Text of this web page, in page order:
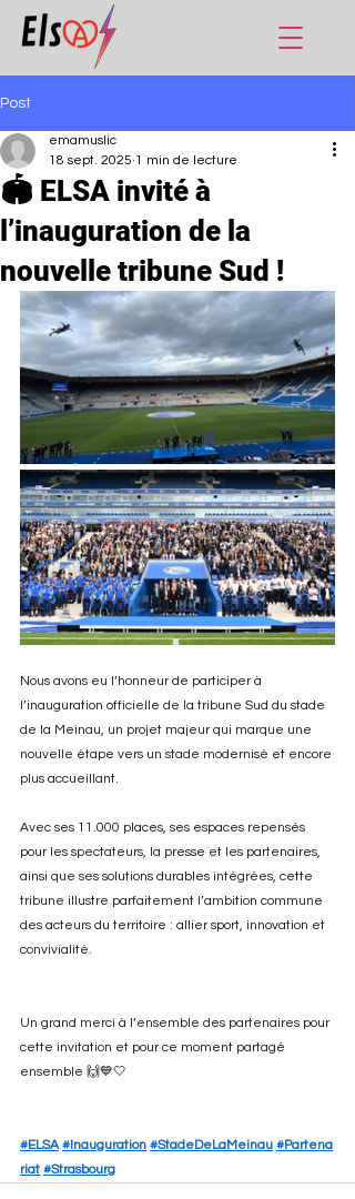
Post
🏟️ ELSA invité à
l’inauguration de la
nouvelle tribune Sud !
emamuslic
18 sept. 2025 1 min de lecture
Nous avons eu l’honneur de participer à
l’inauguration officielle de la tribune Sud du stade
de la Meinau, un projet majeur qui marque une
nouvelle étape vers un stade modernisé et encore
plus accueillant.
Avec ses 11.000 places, ses espaces repensés
pour les spectateurs, la presse et les partenaires,
ainsi que ses solutions durables intégrées, cette
tribune illustre parfaitement l’ambition commune
des acteurs du territoire : allier sport, innovation et
convivialité.
Un grand merci à l’ensemble des partenaires pour
cette invitation et pour ce moment partagé
ensemble 🙌💙🤍
#ELSA #Inauguration #StadeDeLaMeinau #Partena
riat #Strasbourg